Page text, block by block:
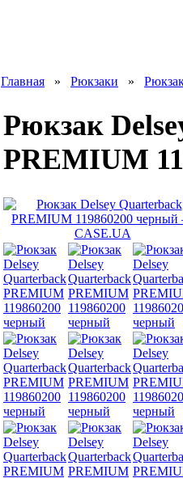
Главная » Рюкзаки »
Рюкзак
PREMIUM